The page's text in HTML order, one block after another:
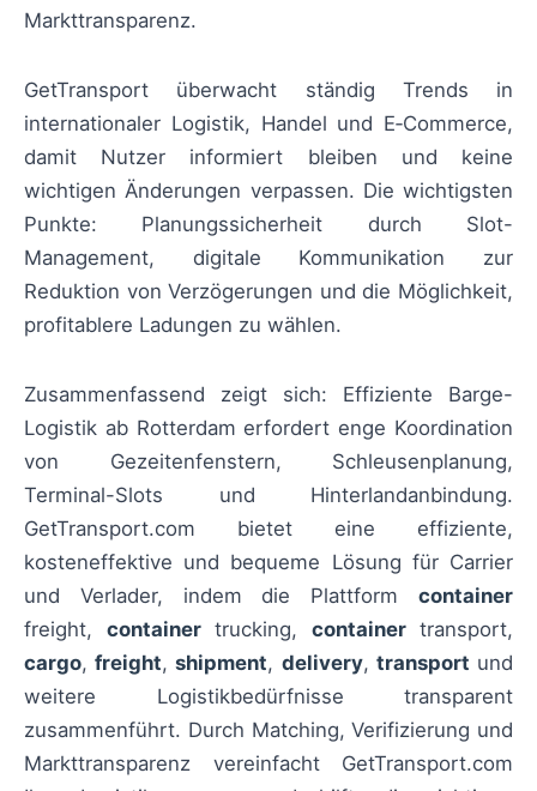
Markttransparenz.
GetTransport überwacht ständig Trends in
internationaler Logistik, Handel und E‑Commerce,
damit Nutzer informiert bleiben und keine
wichtigen Änderungen verpassen. Die wichtigsten
Punkte: Planungssicherheit durch Slot-
Management, digitale Kommunikation zur
Reduktion von Verzögerungen und die Möglichkeit,
profitablere Ladungen zu wählen.
Zusammenfassend zeigt sich: Effiziente Barge-
Logistik ab Rotterdam erfordert enge Koordination
von Gezeitenfenstern, Schleusenplanung,
Terminal-Slots und Hinterlandanbindung.
GetTransport.com bietet eine effiziente,
kosteneffektive und bequeme Lösung für Carrier
und Verlader, indem die Plattform container
freight, containertrucking, containertransport,
cargo,freight,shipment, delivery, transport und
weitere Logistikbedürfnisse transparent
zusammenführt. Durch Matching, Verifizierung und
Markttransparenz vereinfacht GetTransport.com